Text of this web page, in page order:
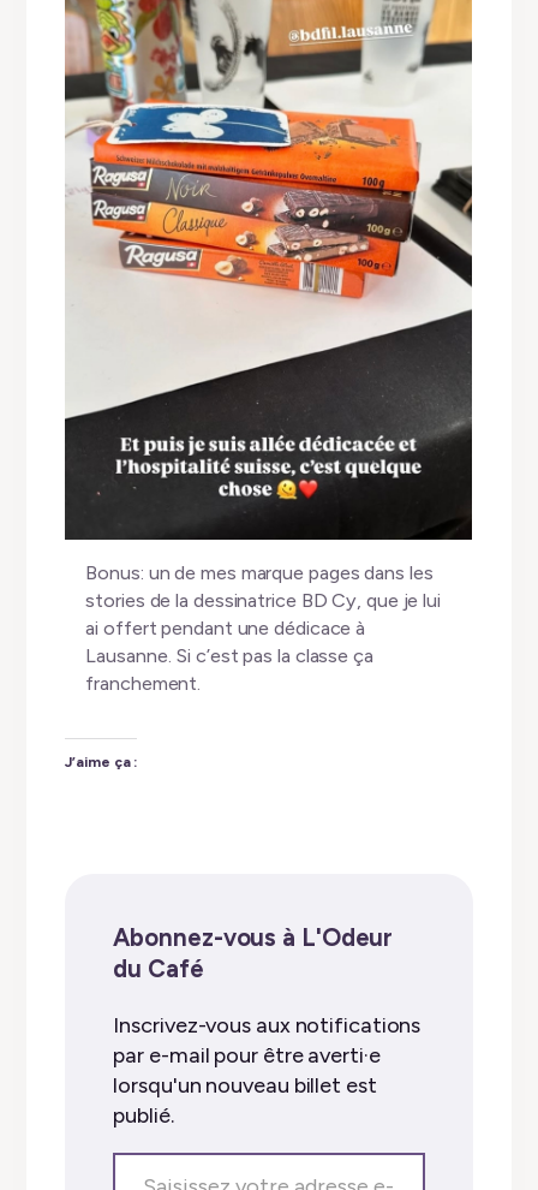
Bonus: un de mes marque pages dans les
stories de la dessinatrice BD Cy, que je lui
ai offert pendant une dédicace à
Lausanne. Si c’est pas la classe ça
franchement.
J’aime ça :
Abonnez-vous à L'Odeur
du Café
Inscrivez-vous aux notifications
par e-mail pour être averti·e
lorsqu'un nouveau billet est
publié.